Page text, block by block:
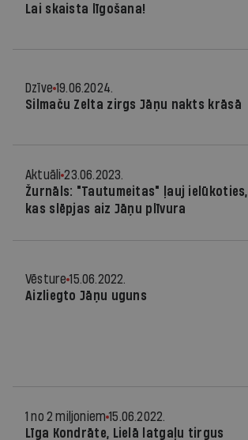
Lai skaista līgošana!
Dzīve 19.06.2024.
Silmaču Zelta zirgs Jāņu nakts krāsā
Aktuāli 23.06.2023.
Žurnāls: "Tautumeitas" ļauj ielūkoties,
kas slēpjas aiz Jāņu plīvura
Vēsture 15.06.2022.
Aizliegto Jāņu uguns
1 no 2 miljoniem 15.06.2022.
Līga Kondrāte, Lielā latgaļu tirgus